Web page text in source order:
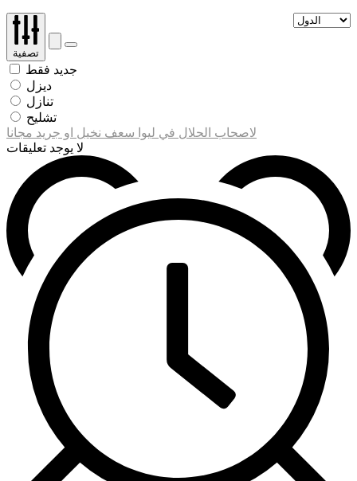
تصفية
جديد فقط
ديزل
تنازل
تشليح
لاصحاب الحلال في ليوا سعف نخيل او جريد مجانا
لا يوجد تعليقات